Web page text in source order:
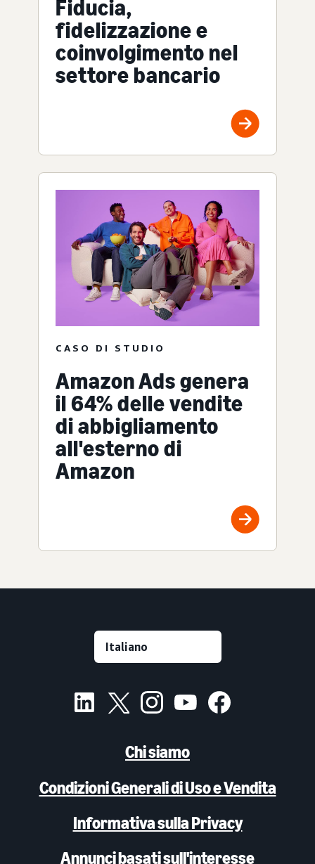
Fiducia,
fidelizzazione e
coinvolgimento nel
settore bancario
CASO DI STUDIO
Amazon Ads genera
il 64% delle vendite
di abbigliamento
all'esterno di
Amazon
Chi siamo
Condizioni Generali di Uso e Vendita
Informativa sulla Privacy
Annunci basati sull'interesse